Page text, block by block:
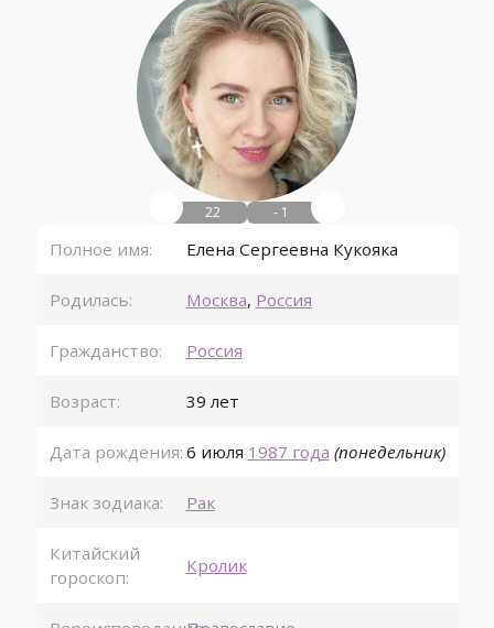
22 - 1
Полное имя: Елена Сергеевна Кукояка
Родилась: Москва, Россия
Гражданство: Россия
Возраст: 39 лет
Дата рождения: 6 июля 1987 года (понедельник)
Знак зодиака: Рак
Китайский
гороскоп:
Кролик